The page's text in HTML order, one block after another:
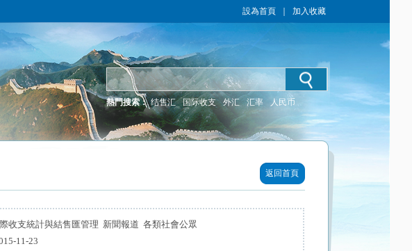
設為首頁 加入收藏
熱門搜索： 结售汇 国际收支 外汇 汇率 人民币
返回首頁
收支統計與結售匯管理 新聞報道 各類社會公眾
11-23